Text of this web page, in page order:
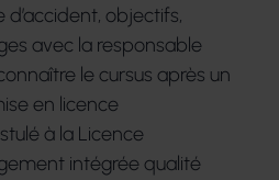
objectifs,
avec la responsable
le cursus après un
en licence
à la Licence
intégrée qualité